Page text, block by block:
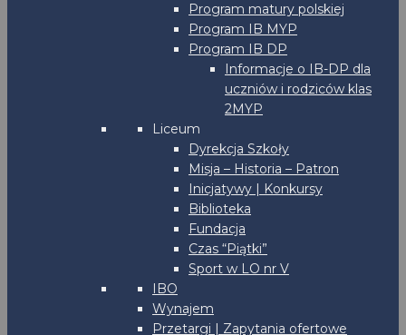
Program matury polskiej
Program IB MYP
Program IB DP
Informacje o IB-DP dla
uczniów i rodziców klas
2MYP
Liceum
Dyrekcja Szkoły
Misja – Historia – Patron
Inicjatywy | Konkursy
Biblioteka
Fundacja
Czas “Piątki”
Sport w LO nr V
IBO
Wynajem
Przetargi | Zapytania ofertowe